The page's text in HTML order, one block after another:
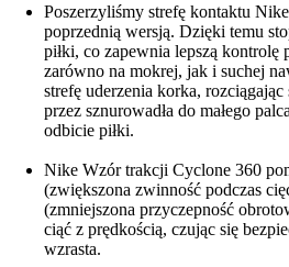
Poszerzyliśmy strefę kontaktu
poprzednią wersją. Dzięki temu
piłki, co zapewnia lepszą kontrolę
zarówno na mokrej, jak i suchej
strefę uderzenia korka,
przez sznurowadła do małego
odbicie piłki.
Nike Wzór trakcji Cyclone 360
(zwiększona zwinność podczas
(zmniejszona przyczepność
ciąć z prędkością, czując się
wzrasta.